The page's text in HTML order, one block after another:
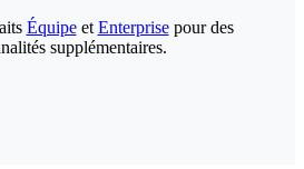
Équipeet Enterprisepour des
supplémentaires.